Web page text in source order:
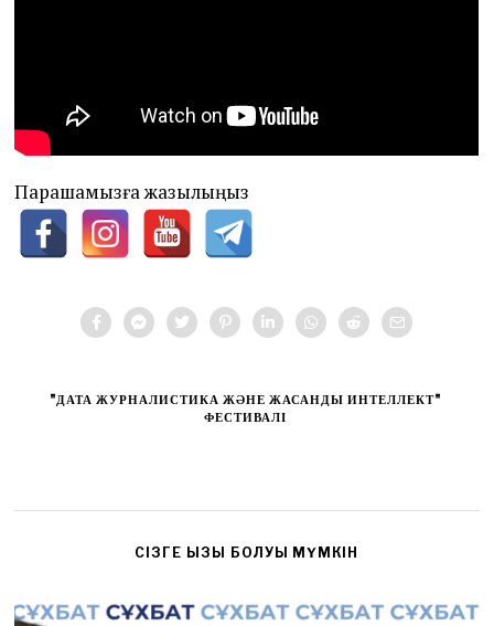
Парақшамызға жазылыңыз
"ДАТА ЖУРНАЛИСТИКА ЖӘНЕ ЖАСАНДЫ ИНТЕЛЛЕКТ"
ФЕСТИВАЛІ
CІЗГЕ ҚЫЗЫҚ БОЛУЫ МҮМКІН